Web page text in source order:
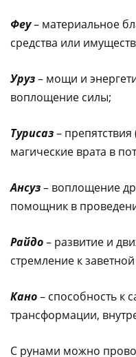
Феу– материальное
средства или
Уруз– мощи и
воплощение силы;
Турисаз–
магические врата в
Ансуз– воплощение
помощник в
Райдо– развитие и
стремление к
Кано– способность к
трансформации,
С рунами можно